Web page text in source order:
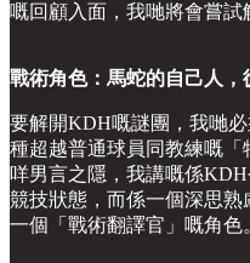
嘅回顧入面，我哋將會嘗試
戰術角色：馬蛇的自己人
要解開KDH嘅謎團，我哋
種超越普通球員同教練嘅
咩男言之隱，我講嘅係
競技狀態，而係一個深思
一個「戰術翻譯官」嘅角色